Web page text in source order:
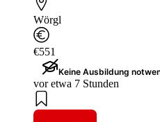
Wörgl
€551
Keine Ausbildung
vor etwa 7 Stunden